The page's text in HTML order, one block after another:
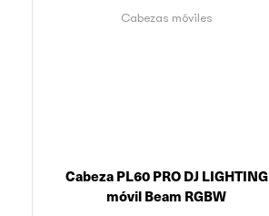
Cabezas móviles
Cabeza PL60 PRO DJ LIGHTING
móvil Beam RGBW